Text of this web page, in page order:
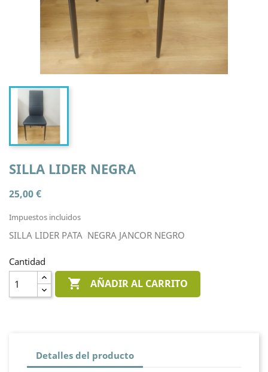
SILLA LIDER NEGRA
25,00 €
Impuestos incluidos
SILLA LIDER PATA NEGRA JANCOR NEGRO
Cantidad
 AÑADIR AL CARRITO
Detalles del producto